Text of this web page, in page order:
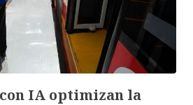
IA optimizan la